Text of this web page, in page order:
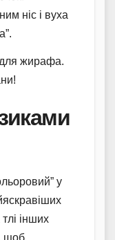
ніс і вуха
жирафа.
у
інших
щоб